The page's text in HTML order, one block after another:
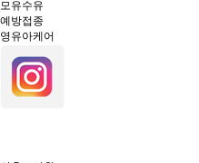
모유수유
예방접종
영유아케어